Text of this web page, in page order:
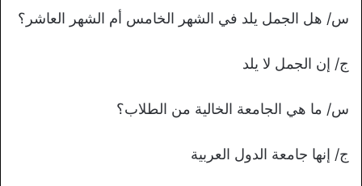
س/ هل الجمل يلد في الشهر الخامس أم الشهر العاشر؟
ج/ إن الجمل لا يلد
س/ ما هي الجامعة الخالية من الطلاب؟
ج/ إنها جامعة الدول العربية